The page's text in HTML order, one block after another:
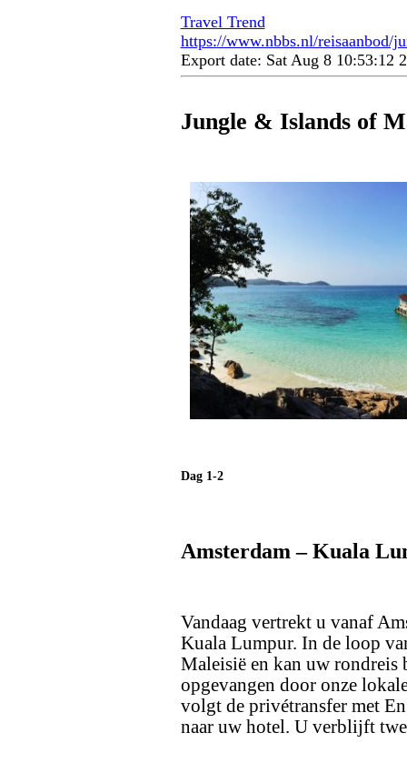
Travel Trend
https://www.nbbs.nl/reisaanbod/
Export date: Sat Aug 8 10:53:12
Jungle & Islands of
Dag 1-2
Amsterdam – Kuala
Vandaag vertrekt u vanaf
Kuala Lumpur. In de loop
Maleisië en kan uw rondreis
opgevangen door onze
volgt de privétransfer met
naar uw hotel. U verblijft